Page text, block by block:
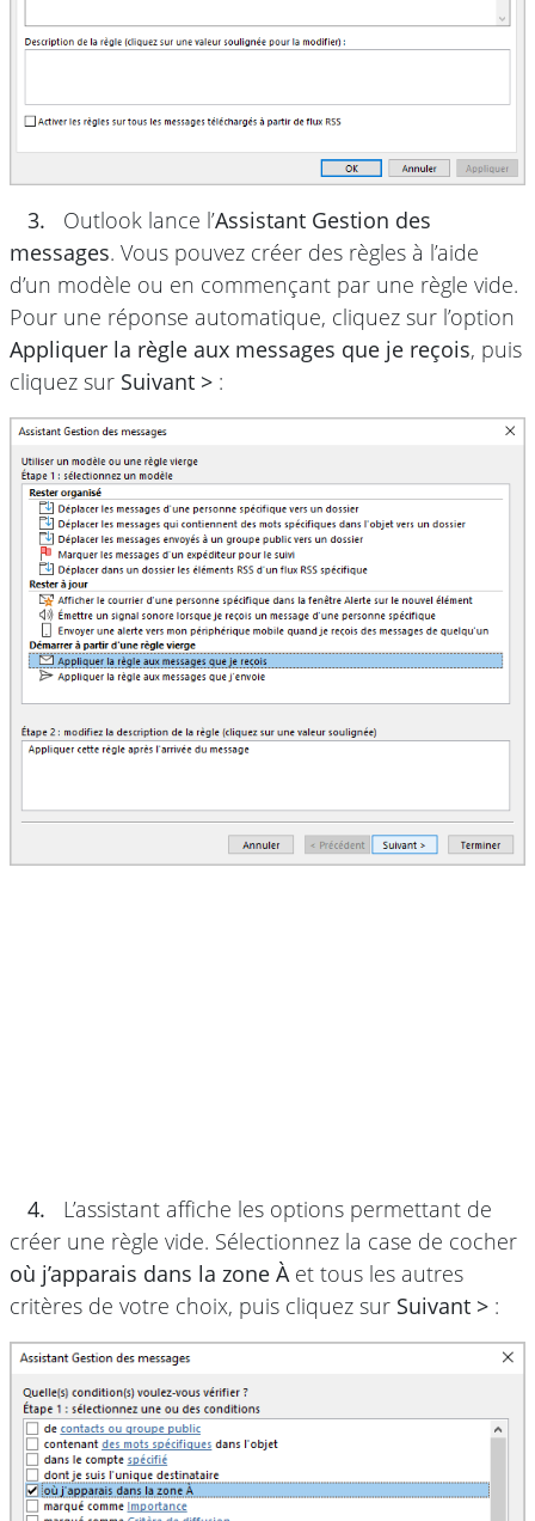
3. Outlook lance l’Assistant Gestion des
messages. Vous pouvez créer des règles à l’aide
d’un modèle ou en commençant par une règle vide.
Pour une réponse automatique, cliquez sur l’option
Appliquer la règle aux messages que je reçois, puis
cliquez sur Suivant > :
4.
L’assistant affiche les options permettant de
créer une règle vide. Sélectionnez la case de cocher
où j’apparais dans la zone Àet tous les autres
critères de votre choix, puis cliquez sur Suivant > :